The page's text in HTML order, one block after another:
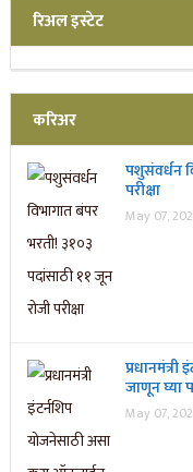
रिअल इस्टेट
करिअर
पशुसंवर्धन
परीक्षा
May 07,
जाणून घ्या
May 07,